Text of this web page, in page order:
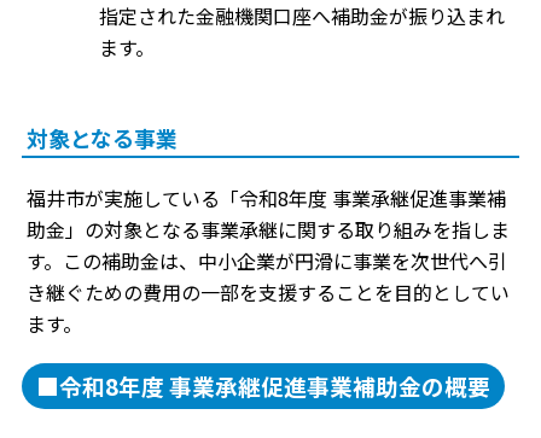
指定された金融機関口座へ補助金が振り込まれ
ます。
対象となる事業
福井市が実施している「令和8年度 事業承継促進事業補
助金」の対象となる事業承継に関する取り組みを指しま
す。この補助金は、中小企業が円滑に事業を次世代へ引
き継ぐための費用の一部を支援することを目的としてい
ます。
■令和8年度 事業承継促進事業補助金の概要